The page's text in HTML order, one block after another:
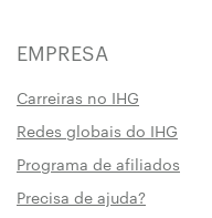
EMPRESA
Carreiras no IHG
Redes globais do IHG
Programa de afiliados
Precisa de ajuda?